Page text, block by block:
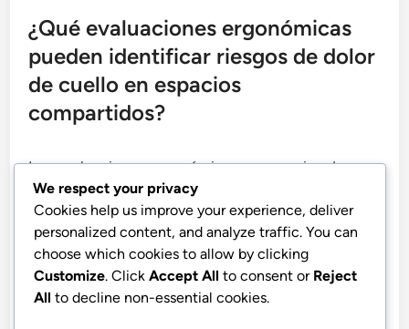
¿Qué evaluaciones ergonómicas
pueden identificar riesgos de dolor
de cuello en espacios
compartidos?
Las evaluaciones ergonómicas en espacios de
trabajo compartidos ayudan a identificar riesgos
de dolor de cuello al evaluar el diseño y la
configuración de las estaciones de trabajo. Estas
evaluaciones se centran en cómo el mobiliario, el
equipo y el diseño afectan el confort y la
We respect your privacy
Cookies help us improve your experience, deliver
personalized content, and analyze traffic. You can
choose which cookies to allow by clicking
Customize. Click Accept All to consent or Reject
All to decline non-essential cookies.